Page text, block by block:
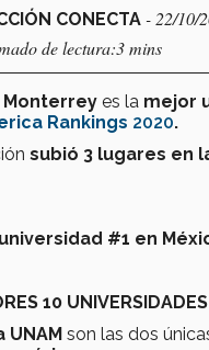
CONECTA - 22/10/
de lectura:3 mins
Monterrey es la mejor
Rankings 2020.
subió 3 lugares en
10
UNAM son las dos